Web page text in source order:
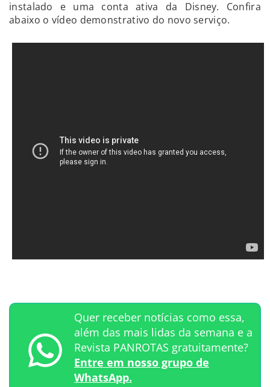
instalado e uma conta ativa da Disney. Confira
abaixo o vídeo demonstrativo do novo serviço.
Quer receber notícias como essa,
além das mais lidas da semana e a
Revista PANROTAS gratuitamente?
Entre em nosso grupo de
WhatsApp.